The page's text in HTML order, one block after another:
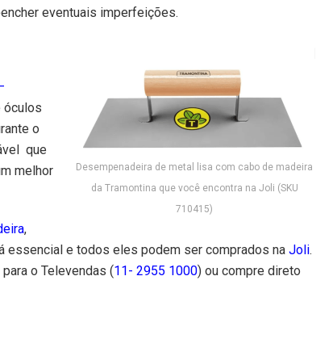
eventuais imperfeições.
Desempenadeira de metal lisa com cabo de madeira
da Tramontina que você encontra na Joli (SKU
710415)
óculos
o
que
melhor
,
essencial e todos eles podem ser comprados na Joli.
o Televendas (11- 2955 1000) ou compre direto